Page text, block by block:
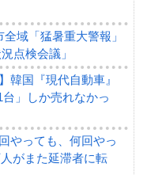
域「猛暑重大警報」
点検会議」
韓国『現代自動車』
」しか売れなかっ
やっても、何回やっ
がまた延滞者に転